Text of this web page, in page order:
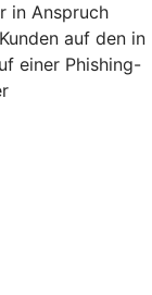
in Anspruch
auf den in
einer Phishing-